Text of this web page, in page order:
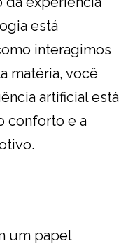
está
interagimos
matéria, você
artificial está
conforto e a
um papel